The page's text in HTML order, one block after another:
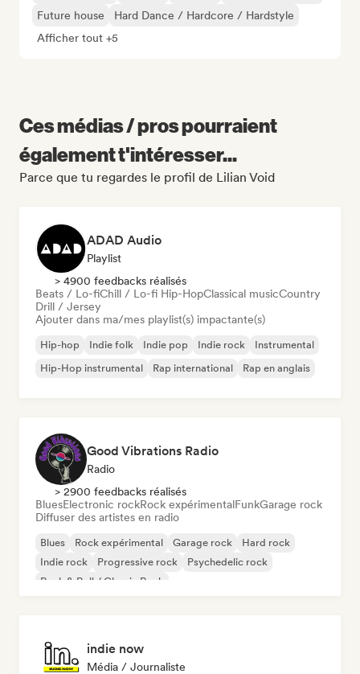
Future house
Hard Dance / Hardcore / Hardstyle
Afficher tout +5
Ces médias / pros pourraient
également t'intéresser...
Parce que tu regardes le profil de Lilian Void
ADAD Audio
Playlist
> 4900 feedbacks réalisés
Beats / Lo-fiChill / Lo-fi Hip-HopClassical musicCountry
Drill / Jersey
Ajouter dans ma/mes playlist(s) impactante(s)
Hip-hop Indie folk Indie pop Indie rock
Instrumental
Hip-Hop instrumental
Rap international Rap en anglais
Good Vibrations Radio
Radio
> 2900 feedbacks réalisés
BluesElectronic rockRock expérimentalFunkGarage rock
Diffuser des artistes en radio
Blues Rock expérimental Garage rock
Hard rock
Indie rock
Progressive rock
Psychedelic rock
Rock & Roll / Classic Rock
indie now
Média / Journaliste